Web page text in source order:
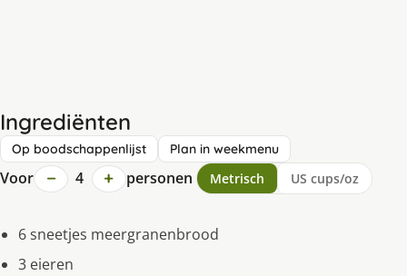
Ingrediënten
Op boodschappenlijst Plan in weekmenu
Voor − 4 + personen Metrisch US cups/oz
6 sneetjes meergranenbrood
3 eieren